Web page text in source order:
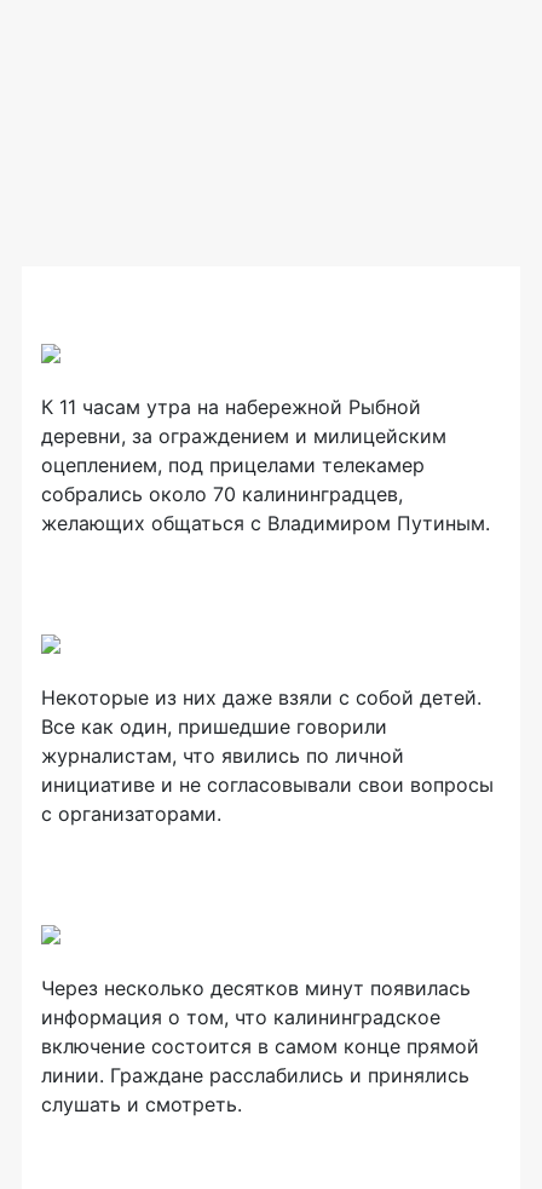
К 11 часам утра на набережной Рыбной
деревни, за ограждением и милицейским
оцеплением, под прицелами телекамер
собрались около 70 калининградцев,
желающих общаться с Владимиром Путиным.
Некоторые из них даже взяли с собой детей.
Все как один, пришедшие говорили
журналистам, что явились по личной
инициативе и не согласовывали свои вопросы
с организаторами.
Через несколько десятков минут появилась
информация о том, что калининградское
включение состоится в самом конце прямой
линии. Граждане расслабились и принялись
слушать и смотреть.